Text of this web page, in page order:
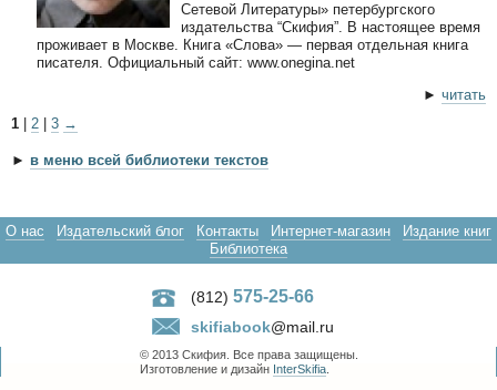
Сетевой Литературы» петербургского
издательства “Скифия”. В настоящее время
проживает в Москве. Книга «Слова» — первая отдельная книга
писателя. Официальный сайт: www.onegina.net
► читать
1
2 3 →
► в меню всей библиотеки текстов
О нас Издательский блог Контакты Интернет-магазин
Издание книг
Библиотека
(812) 575-25-66
skifiabook@mail.ru
© 2013 Скифия. Все права защищены.
Изготовление и дизайн InterSkifia.